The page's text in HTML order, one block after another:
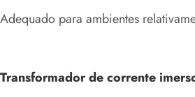
Adequado para ambientes
Transformador de corrente